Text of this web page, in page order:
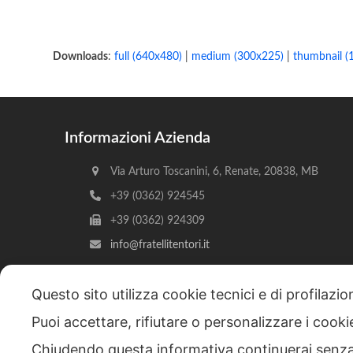
Downloads:full (640x480) medium (300x225) |thumbnail
Informazioni Azienda
Via Arturo Toscanini, 6, Renate, 20838, MB
+39 (0362) 924545
+39 (0362) 924309
info@fratellitentori.it
Copyright © 2026 F.lli Tentori di Enrico Tentori & C.
Questo sito utilizza cookie tecnici e di
Puoi accettare, rifiutare o personalizzare i
Chiudendo questa informativa continuerai